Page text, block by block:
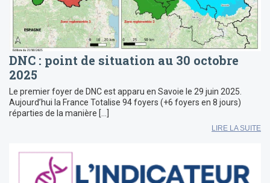
DNC : point de situation au 30 octobre
2025
Le premier foyer de DNC est apparu en Savoie le 29 juin 2025.
Aujourd’hui la France Totalise 94 foyers (+6 foyers en 8 jours)
réparties de la manière […]
LIRE LA SUITE